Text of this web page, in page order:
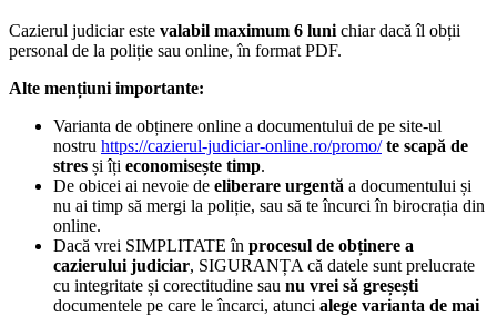
Cazierul judiciar este valabil maximum 6 luni chiar dacă îl obții
personal de la poliție sau online, în format PDF.
Alte mențiuni importante:
Varianta de obținere online a documentului de pe site-ul
nostru https://cazierul-judiciar-online.ro/promo/ te scapă de
stres și îți economisește timp.
De obicei ai nevoie de eliberare urgentă a documentului și
nu ai timp să mergi la poliție, sau să te încurci în birocrația din
online.
Dacă vrei SIMPLITATE în procesul de obținere a
cazierului judiciar, SIGURANȚA că datele sunt prelucrate
cu integritate și corectitudine sau nu vrei să greșești
documentele pe care le încarci, atunci alege varianta de mai